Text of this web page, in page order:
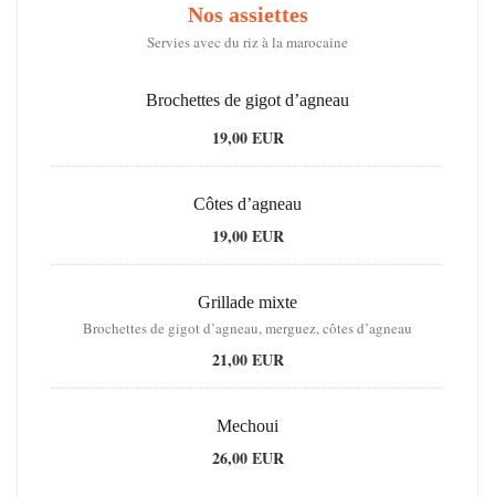
Nos assiettes
Servies avec du riz à la marocaine
Brochettes de gigot d’agneau
19,00 EUR
Côtes d’agneau
19,00 EUR
Grillade mixte
Brochettes de gigot d’agneau, merguez, côtes d’agneau
21,00 EUR
Mechoui
26,00 EUR